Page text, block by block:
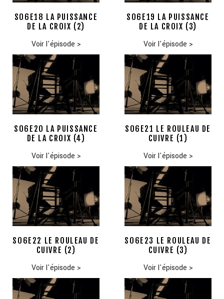
S06E18 LA PUISSANCE
DE LA CROIX (2)
Voir l'épisode >
S06E19 LA PUISSANCE
DE LA CROIX (3)
Voir l'épisode >
S06E20 LA PUISSANCE
DE LA CROIX (4)
Voir l'épisode >
S06E21 LE ROULEAU DE
CUIVRE (1)
Voir l'épisode >
S06E22 LE ROULEAU DE
CUIVRE (2)
Voir l'épisode >
S06E23 LE ROULEAU DE
CUIVRE (3)
Voir l'épisode >